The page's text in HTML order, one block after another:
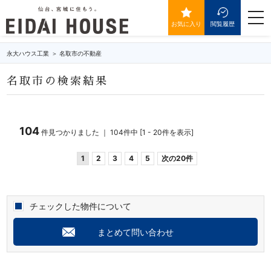
お気に入り 閲覧履歴
永大ハウス工業 名取市の不動産
名取市の検索結果
104 件見つかりました ｜ 104件中 [1 - 20件を表示]
1 2 3 4 5 次の20件
チェックした物件について
まとめて問い合わせ